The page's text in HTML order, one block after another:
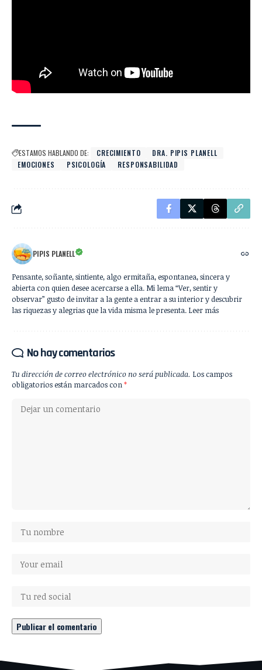
ESTAMOS HABLANDO DE: CRECIMIENTO
DRA. PIPIS PLANELL
EMOCIONES
PSICOLOGÍA RESPONSABILIDAD
PIPIS PLANELL
Pensante, soñante, sintiente, algo ermitaña, espontanea, sincera y
abierta con quien desee acercarse a ella. Mi lema “Ver, sentir y
observar” gusto de invitar a la gente a entrar a su interior y descubrir
las riquezas y alegrias que la vida misma le presenta. Leer más
No hay comentarios
Tu dirección de correo electrónico no será publicada. Los campos
obligatorios están marcados con*